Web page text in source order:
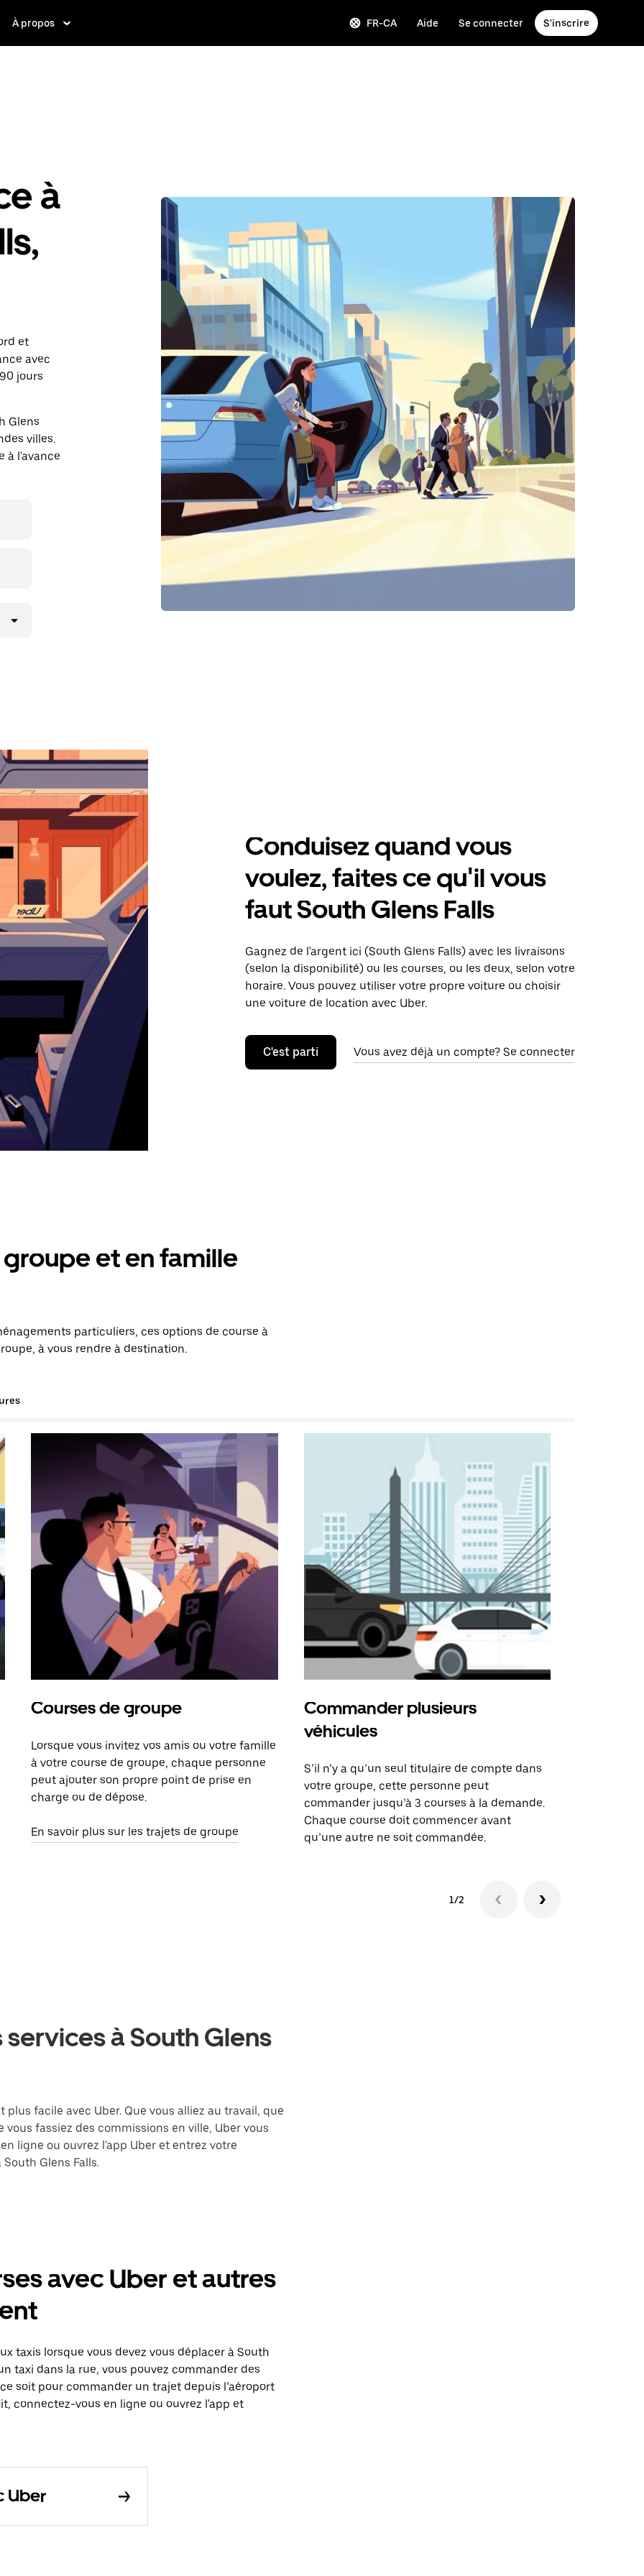
À propos FR-CA Aide Se connecter S'inscrire
à
et
avec
jours
Glens
villes.
à l'avance
Conduisez quand vous
voulez, faites ce qu'il vous
faut South Glens Falls
Gagnez de l'argent ici (South Glens Falls) avec les livraisons
(selon la disponibilité) ou les courses, ou les deux, selon votre
horaire. Vous pouvez utiliser votre propre voiture ou choisir
une voiture de location avec Uber.
C'est parti Vous avez déjà un compte? Se connecter
et en famille
particuliers, ces options de course à
à vous rendre à destination.
Courses de groupe
Lorsque vous invitez vos amis ou votre famille
à votre course de groupe, chaque personne
peut ajouter son propre point de prise en
charge ou de dépose.
En savoir plus sur les trajets de groupe
Commander plusieurs
véhicules
S’il n’y a qu’un seul titulaire de compte dans
votre groupe, cette personne peut
commander jusqu’à 3 courses à la demande.
Chaque course doit commencer avant
qu’une autre ne soit commandée.
1/2
à South Glens
facile avec Uber. Que vous alliez au travail, que
fassiez des commissions en ville, Uber vous
ligne ou ouvrez l'app Uber et entrez votre
Glens Falls.
avec Uber et autres
taxis lorsque vous devez vous déplacer à South
taxi dans la rue, vous pouvez commander des
soit pour commander un trajet depuis l’aéroport
connectez-vous en ligne ou ouvrez l'app et
Uber